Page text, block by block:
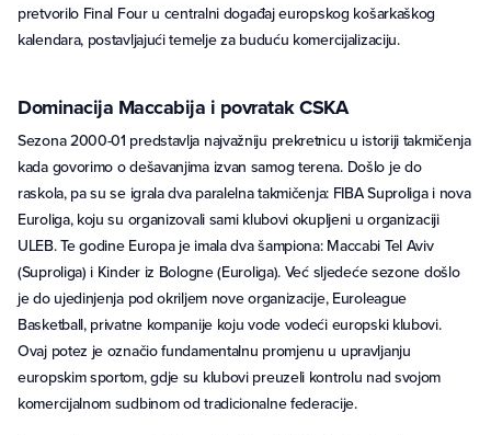
pretvorilo Final Four u centralni događaj europskog košarkaškog
kalendara, postavljajući temelje za buduću komercijalizaciju.
Dominacija Maccabija i povratak CSKA
Sezona 2000-01 predstavlja najvažniju prekretnicu u istoriji takmičenja
kada govorimo o dešavanjima izvan samog terena. Došlo je do
raskola, pa su se igrala dva paralelna takmičenja: FIBA Suproliga i nova
Euroliga, koju su organizovali sami klubovi okupljeni u organizaciji
ULEB. Te godine Europa je imala dva šampiona: Maccabi Tel Aviv
(Suproliga) i Kinder iz Bologne (Euroliga). Već sljedeće sezone došlo
je do ujedinjenja pod okriljem nove organizacije, Euroleague
Basketball, privatne kompanije koju vode vodeći europski klubovi.
Ovaj potez je označio fundamentalnu promjenu u upravljanju
europskim sportom, gdje su klubovi preuzeli kontrolu nad svojom
komercijalnom sudbinom od tradicionalne federacije.